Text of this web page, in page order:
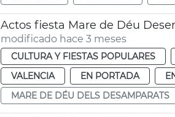
Actos fiesta Mare de Déu
modificado hace 3 meses
CULTURA Y FIESTAS POPULARES
VALENCIA
EN PORTADA
MARE DE DÉU DELS DESAMPARATS